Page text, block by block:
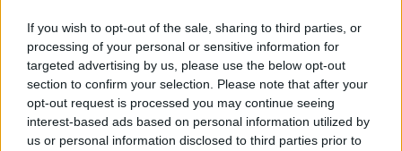
If you wish to opt-out of the sale, sharing to third parties, or
processing of your personal or sensitive information for
targeted advertising by us, please use the below opt-out
section to confirm your selection. Please note that after your
opt-out request is processed you may continue seeing
interest-based ads based on personal information utilized by
us or personal information disclosed to third parties prior to
Valentin napi varázslat. Dr. Szabó G.
Gábor egyedi, interaktív és humoros
bűvészestje.